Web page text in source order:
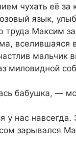
чухать её
язык,
труда Максим
вселившаяся
мальчик
миловидной
бабушка, —
у нас
зарывался